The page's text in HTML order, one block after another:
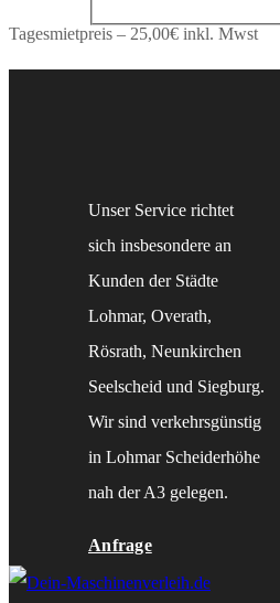
Tagesmietpreis – 25,00€ inkl. Mwst
Unser Service richtet
sich insbesondere an
Kunden der Städte
Lohmar, Overath,
Rösrath, Neunkirchen
Seelscheid und Siegburg.
Wir sind verkehrsgünstig
in Lohmar Scheiderhöhe
nah der A3 gelegen.
Anfrage